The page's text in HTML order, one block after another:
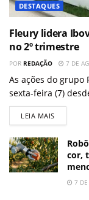
DESTAQUES
Fleury lidera
no 2º trimestre
POR REDAÇÃO 7 DE
As ações do grupo
sexta-feira (7)
LEIA MAIS
cor,
7